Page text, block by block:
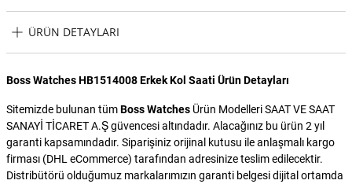
ÜRÜN DETAYLARI
Boss Watches HB1514008 Erkek Kol Saati Ürün Detayları
Sitemizde bulunan tümBoss Watches Ürün Modelleri SAAT VE SAAT
SANAYİ TİCARET A.Ş güvencesi altındadır. Alacağınız bu ürün 2 yıl
garanti kapsamındadır. Siparişiniz orijinal kutusu ile anlaşmalı kargo
firması (DHL eCommerce) tarafından adresinize teslim edilecektir.
Distribütörü olduğumuz markalarımızın garanti belgesi dijital ortamda